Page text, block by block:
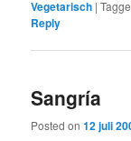
Vegetarisch |
Reply
Sangrí­a
Posted on12 juli